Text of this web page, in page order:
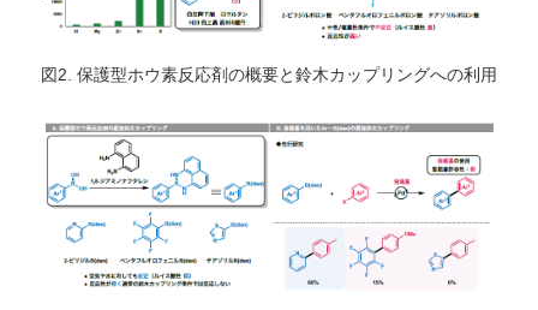
図2. 保護型ホウ素反応剤の概要と鈴木カップリングへの利用